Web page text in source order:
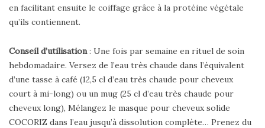
en facilitant ensuite le coiffage grâce à la protéine végétale
qu’ils contiennent.
Conseil d’utilisation: Une fois par semaine en rituel de soin
hebdomadaire. Versez de l’eau très chaude dans l’équivalent
d’une tasse à café (12,5 cl d’eau très chaude pour cheveux
court à mi-long) ou un mug (25 cl d’eau très chaude pour
cheveux long), Mélangez le masque pour cheveux solide
COCORIZ dans l’eau jusqu’à dissolution complète… Prenez du